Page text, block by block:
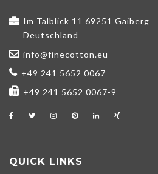
Im Talblick 11 69251 Gaiberg
Deutschland
info@finecotton.eu
+49 241 5652 0067
+49 241 5652 0067-9
QUICK LINKS